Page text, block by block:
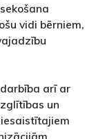
vidi bērniem,
arī ar
un